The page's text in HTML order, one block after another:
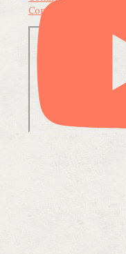
Condividi su LinkedIn